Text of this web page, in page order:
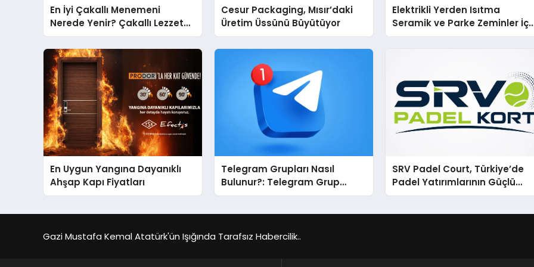
En İyi Çakallı Menemeni
Nerede Yenir? Çakallı Lezzet
Rehberi
Cesur Packaging, Mısır’daki
Üretim Üssünü Büyütüyor
Elektrikli Yerden Isıtma
Seramik ve Parke Zeminler
En Verimli Çözümler
En Uygun Yangına Dayanıklı
Ahşap Kapı Fiyatları
Telegram Grupları Nasıl
Bulunur?: Telegram Grup
Bulma Sürecini Daha Verimli
SRV Padel Court, Türkiye’de
Padel Yatırımlarının Güçlü
Markası Olmayı Sürdürüyor
Gazi Mustafa Kemal Atatürk'ün Işığında Tarafsız Habercilik..